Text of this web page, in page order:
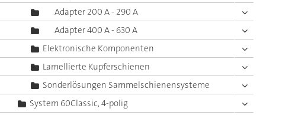
Adapter 200 A - 290 A
Adapter 400 A - 630 A
Elektronische Komponenten
Lamellierte Kupferschienen
Sonderlösungen Sammelschienensysteme
System 60Classic, 4-polig